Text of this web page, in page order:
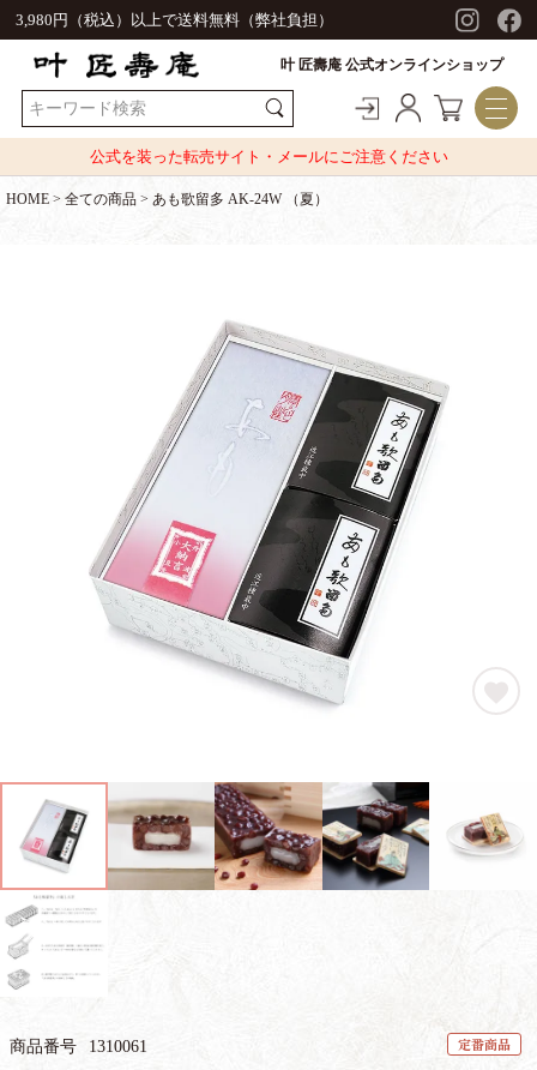
3,980円（税込）以上で送料無料（弊社負担）
叶 匠壽庵 公式オンラインショップ
公式を装った転売サイト・メールにご注意ください
HOME 全ての商品 あも歌留多 AK-24W （夏）
商品番号 1310061 定番商品